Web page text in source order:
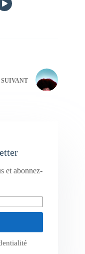
SUIVANT
et abonnez-